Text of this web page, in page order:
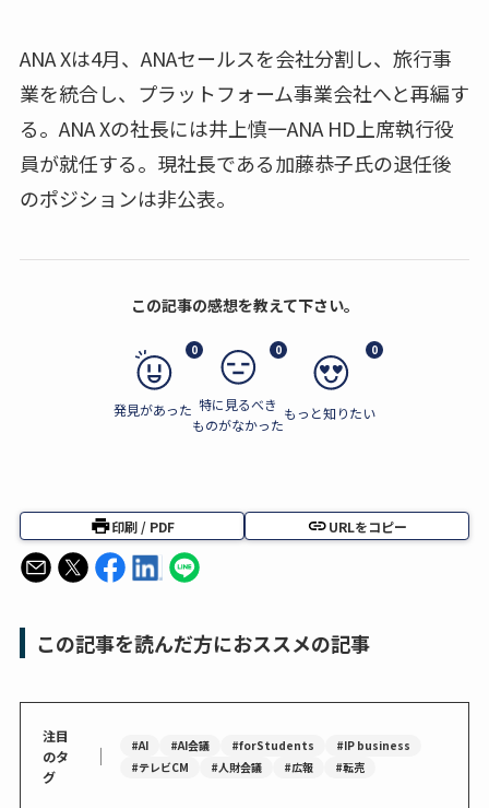
ANA Xは4月、ANAセールスを会社分割し、旅行事
業を統合し、プラットフォーム事業会社へと再編す
る。ANA Xの社長には井上慎一ANA HD上席執行役
員が就任する。現社長である加藤恭子氏の退任後
のポジションは非公表。
この記事の感想を教えて下さい。
0
発見があった
0
特に見るべき
ものがなかった
0
もっと知りたい
印刷 / PDF URLをコピー
この記事を読んだ方におススメの記事
注目
のタ
グ
｜ #AI #AI会議 #forStudents
#IP business
#テレビCM
#人財会議 #広報 #転売